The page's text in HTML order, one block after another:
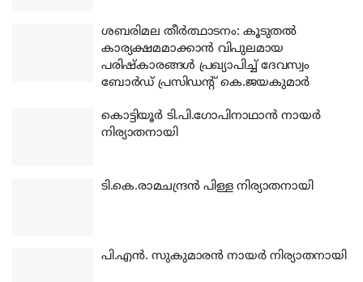
ശബരിമല തീര്‍ത്ഥാടനം: കൂടുതല്‍
കാര്യക്ഷമമാക്കാന്‍ വിപുലമായ
പരിഷ്‌കാരങ്ങള്‍ പ്രഖ്യാപിച്ച് ദേവസ്വം
ബോര്‍ഡ് പ്രസിഡന്റ് കെ.ജയകുമാര്‍
കൊട്ടിയൂര്‍ ടി.പി.ഗോപിനാഥാന്‍ നായര്‍
നിര്യാതനായി
ടി.കെ.രാമചന്ദ്രന്‍ പിള്ള നിര്യാതനായി
പി.എന്‍. സുകുമാരന്‍ നായര്‍ നിര്യാതനായി